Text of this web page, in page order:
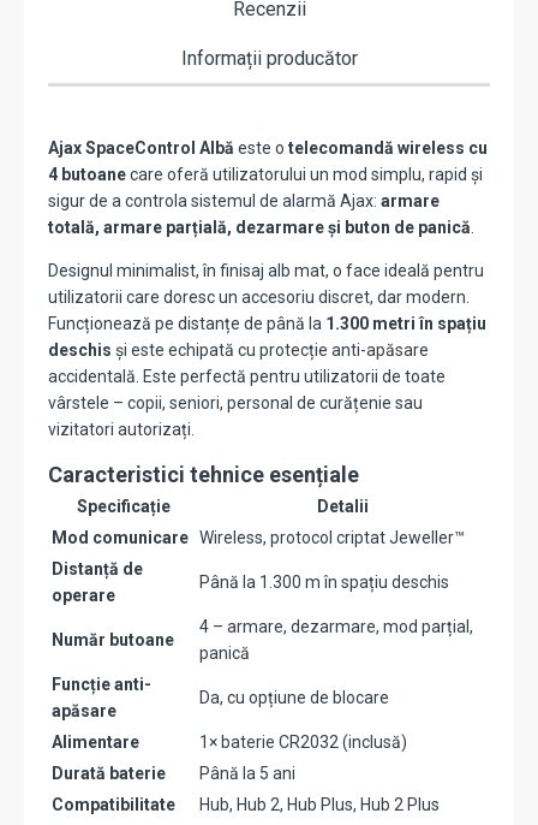
Recenzii
Informații producător
Ajax SpaceControl Albă este o telecomandă wireless cu
4 butoanecare oferă utilizatorului un mod simplu, rapid și
sigur de a controla sistemul de alarmă Ajax: armare
totală, armare parțială, dezarmare și buton de panică.
Designul minimalist, în finisaj alb mat, o face ideală pentru
utilizatorii care doresc un accesoriu discret, dar modern.
Funcționează pe distanțe de până la 1.300 metri în spațiu
deschis și este echipată cu protecție anti-apăsare
accidentală. Este perfectă pentru utilizatorii de toate
vârstele – copii, seniori, personal de curățenie sau
vizitatori autorizați.
Caracteristici tehnice esențiale
Specificație
Detalii
Mod comunicare Wireless, protocol criptat Jeweller™
Distanță de
operare
Până la 1.300 m în spațiu deschis
Număr butoane
4 – armare, dezarmare, mod parțial,
panică
Funcție anti-
apăsare
Da, cu opțiune de blocare
Alimentare
1× baterie CR2032 (inclusă)
Durată baterie
Până la 5 ani
Compatibilitate
Hub, Hub 2, Hub Plus, Hub 2 Plus